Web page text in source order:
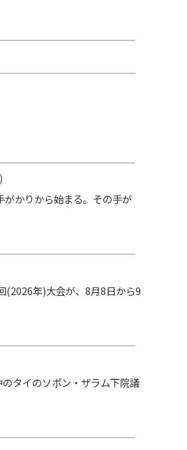
かりから始まる。その手が
年)大会が、8月8日から9
タイのソポン・ザラム下院議